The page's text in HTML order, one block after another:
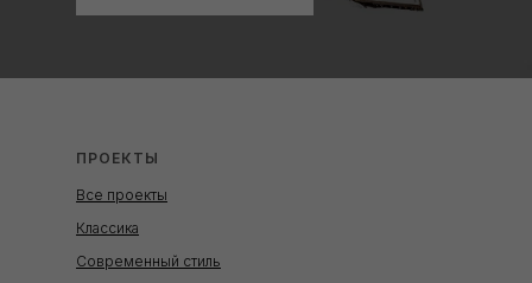
ПРОЕКТЫ
Все проекты
Классика
Современный стиль